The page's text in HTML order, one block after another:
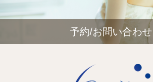
予約/お問い合わせ